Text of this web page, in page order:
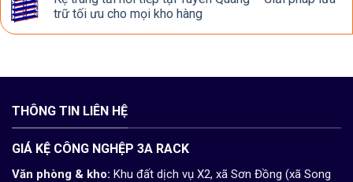
trữ tối ưu cho mọi kho hàng
THÔNG TIN LIÊN HỆ
GIÁ KỆ CÔNG NGHỆP 3A RACK
Văn phòng & kho: Khu đất dịch vụ X2, xã Sơn Đồng (xã Song